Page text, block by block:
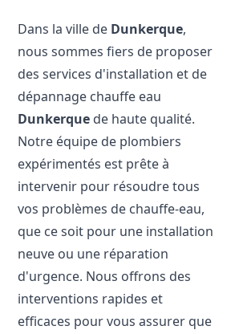
Dans la ville de Dunkerque,
nous sommes fiers de proposer
des services d'installation et de
dépannage chauffe eau
Dunkerque de haute qualité.
Notre équipe de plombiers
expérimentés est prête à
intervenir pour résoudre tous
vos problèmes de chauffe-eau,
que ce soit pour une installation
neuve ou une réparation
d'urgence. Nous offrons des
interventions rapides et
efficaces pour vous assurer que